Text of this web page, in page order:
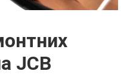
JCB